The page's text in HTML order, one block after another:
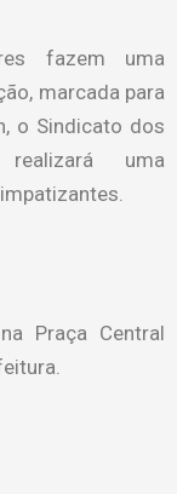
fazem uma
marcada para
o Sindicato dos
realizará uma
Praça Central